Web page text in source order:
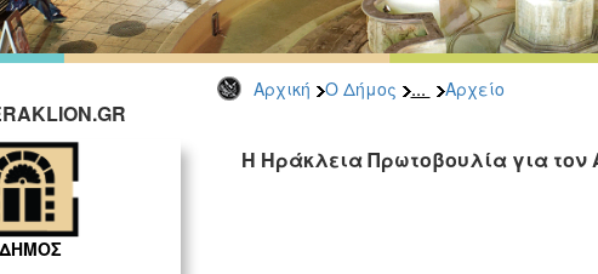
Αρχική Ο Δήμος ... Αρχείο
Η Ηράκλεια Πρωτοβουλία για